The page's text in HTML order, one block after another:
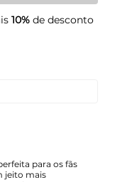
10%de desconto
para os fãs
jeito mais